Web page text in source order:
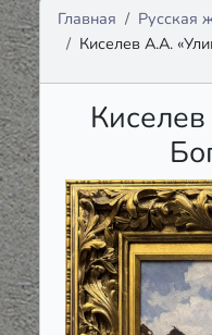
Главная
Русская
Киселев А.А.